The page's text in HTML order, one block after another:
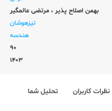
بهمن اصلاح پذیر ، مرتضی عالمگیر
تیزهوشان
هندسه
90
1403
نظرات کاربران تحلیل شما